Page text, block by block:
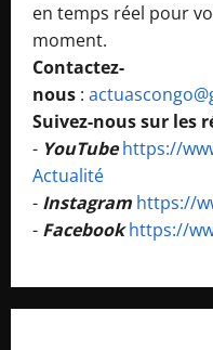
en temps réel pour
moment.
Contactez-
nous :
Suivez-nous sur les
- YouTube https://
Actualité
- Instagram https://
- Facebook https://